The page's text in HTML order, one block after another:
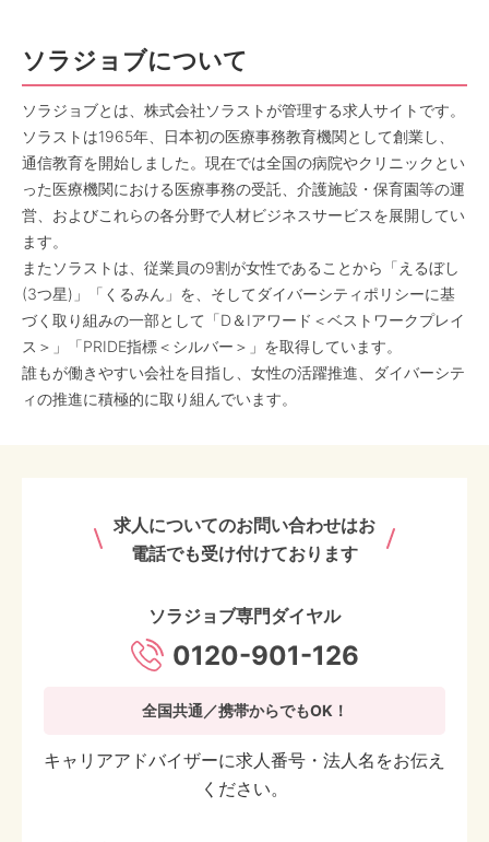
ソラジョブについて
ソラジョブとは、株式会社ソラストが管理する求人サイトです。
ソラストは1965年、日本初の医療事務教育機関として創業し、
通信教育を開始しました。現在では全国の病院やクリニックとい
った医療機関における医療事務の受託、介護施設・保育園等の運
営、およびこれらの各分野で人材ビジネスサービスを展開してい
ます。
またソラストは、従業員の9割が女性であることから「えるぼし
(3つ星)」「くるみん」を、そしてダイバーシティポリシーに基
づく取り組みの一部として「D＆Iアワード＜ベストワークプレイ
ス＞」「PRIDE指標＜シルバー＞」を取得しています。
誰もが働きやすい会社を目指し、女性の活躍推進、ダイバーシテ
ィの推進に積極的に取り組んでいます。
求人についてのお問い合わせはお
電話でも受け付けております
ソラジョブ専門ダイヤル
0120-901-126
全国共通／携帯からでもOK！
キャリアアドバイザーに求人番号・法人名をお伝え
ください。